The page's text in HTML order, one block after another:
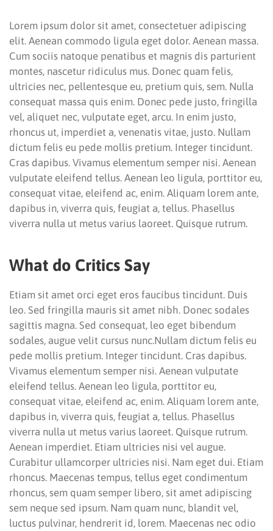
Lorem ipsum dolor sit amet, consectetuer adipiscing
elit. Aenean commodo ligula eget dolor. Aenean massa.
Cum sociis natoque penatibus et magnis dis parturient
montes, nascetur ridiculus mus. Donec quam felis,
ultricies nec, pellentesque eu, pretium quis, sem. Nulla
consequat massa quis enim. Donec pede justo, fringilla
vel, aliquet nec, vulputate eget, arcu. In enim justo,
rhoncus ut, imperdiet a, venenatis vitae, justo. Nullam
dictum felis eu pede mollis pretium. Integer tincidunt.
Cras dapibus. Vivamus elementum semper nisi. Aenean
vulputate eleifend tellus. Aenean leo ligula, porttitor eu,
consequat vitae, eleifend ac, enim. Aliquam lorem ante,
dapibus in, viverra quis, feugiat a, tellus. Phasellus
viverra nulla ut metus varius laoreet. Quisque rutrum.
What do Critics Say
Etiam sit amet orci eget eros faucibus tincidunt. Duis
leo. Sed fringilla mauris sit amet nibh. Donec sodales
sagittis magna. Sed consequat, leo eget bibendum
sodales, augue velit cursus nunc.Nullam dictum felis eu
pede mollis pretium. Integer tincidunt. Cras dapibus.
Vivamus elementum semper nisi. Aenean vulputate
eleifend tellus. Aenean leo ligula, porttitor eu,
consequat vitae, eleifend ac, enim. Aliquam lorem ante,
dapibus in, viverra quis, feugiat a, tellus. Phasellus
viverra nulla ut metus varius laoreet. Quisque rutrum.
Aenean imperdiet. Etiam ultricies nisi vel augue.
Curabitur ullamcorper ultricies nisi. Nam eget dui. Etiam
rhoncus. Maecenas tempus, tellus eget condimentum
rhoncus, sem quam semper libero, sit amet adipiscing
sem neque sed ipsum. Nam quam nunc, blandit vel,
luctus pulvinar, hendrerit id, lorem. Maecenas nec odio